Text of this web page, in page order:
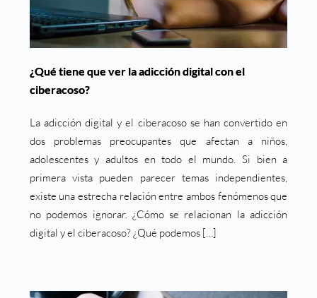
¿Qué tiene que ver la adicción digital con el
ciberacoso?
La adicción digital y el ciberacoso se han convertido en
dos problemas preocupantes que afectan a niños,
adolescentes y adultos en todo el mundo. Si bien a
primera vista pueden parecer temas independientes,
existe una estrecha relación entre ambos fenómenos que
no podemos ignorar. ¿Cómo se relacionan la adicción
digital y el ciberacoso? ¿Qué podemos […]